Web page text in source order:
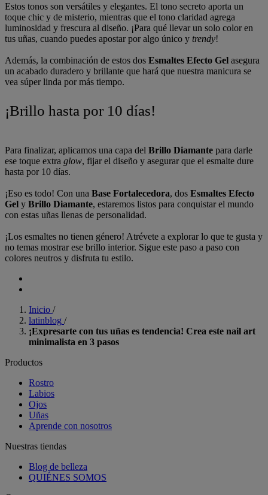
Estos tonos son versátiles y elegantes. El tono secreto aporta un
toque chic y de misterio, mientras que el tono claridad agrega
luminosidad y frescura al diseño. ¡Para qué llevar un solo color en
tus uñas, cuando puedes apostar por algo único y trendy!
Además, la combinación de estos dos Esmaltes Efecto Gel asegura
un acabado duradero y brillante que hará que nuestra manicura se
vea súper linda por más tiempo.
¡Brillo hasta por 10 días!
Para finalizar, aplicamos una capa del Brillo Diamante para darle
ese toque extra glow, fijar el diseño y asegurar que el esmalte dure
hasta por 10 días.
¡Eso es todo! Con una Base Fortalecedora, dos Esmaltes Efecto
Gel y Brillo Diamante, estaremos listos para conquistar el mundo
con estas uñas llenas de personalidad.
¡Los esmaltes no tienen género! Atrévete a explorar lo que te gusta y
no temas mostrar ese brillo interior. Sigue este paso a paso con
colores neutros y disfruta tu estilo.
Inicio /
latinblog /
¡Expresarte con tus uñas es tendencia! Crea este nail art
minimalista en 3 pasos
Productos
Rostro
Labios
Ojos
Uñas
Aprende con nosotros
Nuestras tiendas
Blog de belleza
QUIÉNES SOMOS